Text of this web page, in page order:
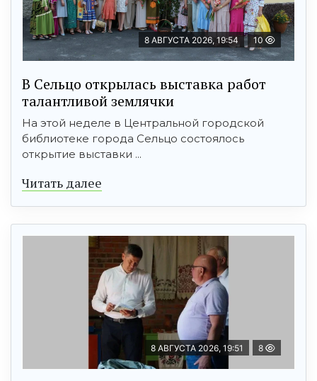
8 АВГУСТА 2026, 19:54 10
В Сельцо открылась выставка работ
талантливой землячки
На этой неделе в Центральной городской
библиотеке города Сельцо состоялось
открытие выставки ...
Читать далее
8 АВГУСТА 2026, 19:51 8